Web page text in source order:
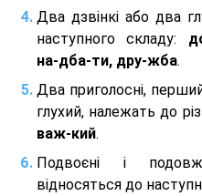
Два дзвінкі або два
наступного складу:
на-дба-ти, дру-жба.
Два приголосні,
глухий, належать до
важ-кий.
Подвоєні і
відносяться до